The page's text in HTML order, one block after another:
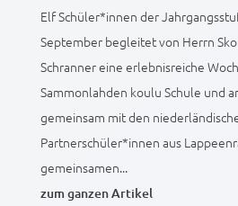
Elf Schüler*innen der
September begleitet von Herrn
Schranner eine erlebnisreiche
Sammonlahden koulu Schule und
gemeinsam mit den
Partnerschüler*innen aus
gemeinsamen...
zum ganzen Artikel